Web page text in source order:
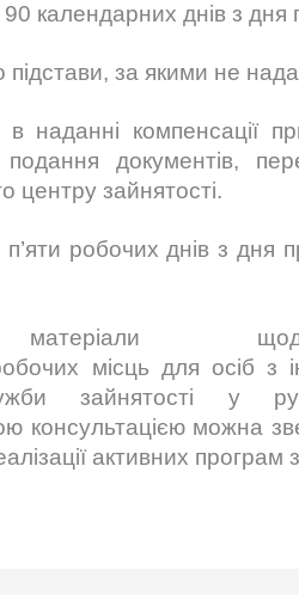
календарних днів з дня
за якими не
компенсації
документів,
центру зайнятості.
робочих днів з дня
місць для осіб з
зайнятості у
консультацією можна
активних програм